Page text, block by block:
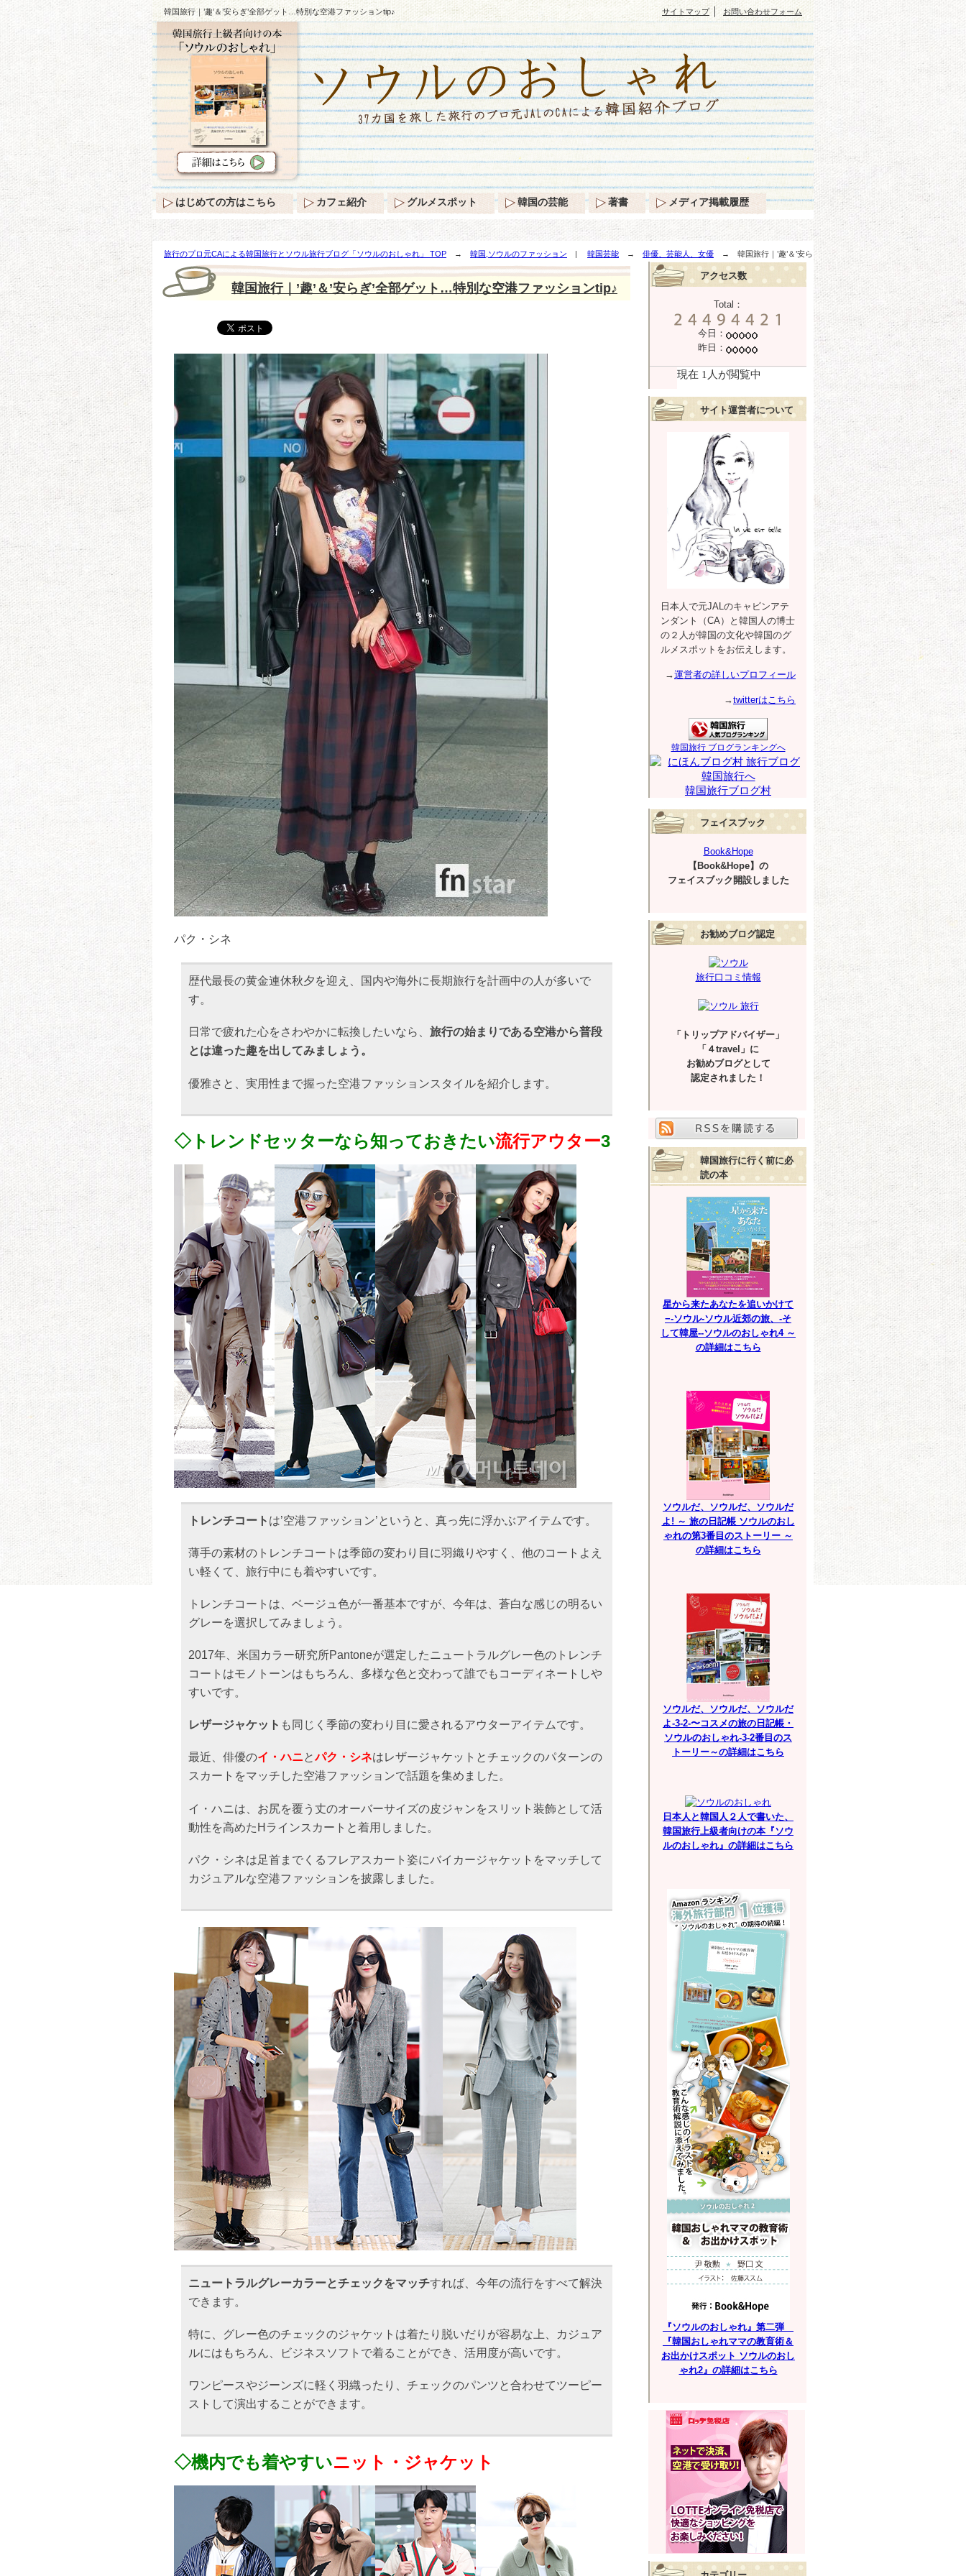
韓国旅行｜’趣’＆’安らぎ’全部ゲット…特別な空港ファッションtip♪
旅行のプロ元CAによる韓国旅行とソウル旅行ブログ「ソウルのおしゃれ」 TOP → 韓国,ソウルのファッション | 韓国芸能 → 俳優、芸能人、女優 → 韓国旅行｜’趣’＆’安ら
ぎ’全部ゲット…特別な空港ファッションtip♪
韓国旅行｜’趣’＆’安らぎ’全部ゲット…特別な空港ファッションtip♪
パク・シネ
歴代最長の黄金連休秋夕を迎え、国内や海外に長期旅行を計画中の人が多いで
す。
日常で疲れた心をさわやかに転換したいなら、 旅行の始まりである空港から普段
とは違った趣を出してみましょう。
優雅さと、実用性まで握った空港ファッションスタイルを紹介します。
◇トレンドセッターなら知っておきたい流行アウター3
トレンチコート は’空港ファッション’というと、真っ先に浮かぶアイテムです。
薄手の素材のトレンチコートは季節の変わり目に羽織りやすく、他のコートよえ
い軽くて、旅行中にも着やすいです。
トレンチコートは、ベージュ色が一番基本ですが、今年は、蒼白な感じの明るい
グレーを選択してみましょう。
2017年、米国カラー研究所Pantoneが選定したニュートラルグレー色のトレンチ
コートはモノトーンはもちろん、多様な色と交わって誰でもコーディネートしや
すいです。
レザージャケット も同じく季節の変わり目に愛されるアウターアイテムです。
最近、俳優のイ・ハニとパク・シネはレザージャケットとチェックのパターンの
スカートをマッチした空港ファッションで話題を集めました。
イ・ハニは、お尻を覆う丈のオーバーサイズの皮ジャンをスリット装飾として活
動性を高めたHラインスカートと着用しました。
パク・シネは足首までくるフレアスカート姿にバイカージャケットをマッチして
カジュアルな空港ファッションを披露しました。
ニュートラルグレーカラーとチェックをマッチすれば、今年の流行をすべて解決
できます。
特に、グレー色のチェックのジャケットは着たり脱いだりが容易な上、カジュア
ルにはもちろん、ビジネスソフトで着ることができ、活用度が高いです。
ワンピースやジーンズに軽く羽織ったり、チェックのパンツと合わせてツーピー
ストして演出することができます。
◇機内でも着やすいニット・ジャケット
アクセス数
Total：
今日：
昨日：
サイト運営者について
日本人で元JALのキャビンアテ
ンダント（CA）と韓国人の博士
の２人が韓国の文化や韓国のグ
ルメスポットをお伝えします。
→運営者の詳しいプロフィール
→twitterはこちら
韓国旅行 ブログランキングへ
韓国旅行ブログ村
フェイスブック
Book&Hope
【Book&Hope】の
フェイスブック開設しました
お勧めブログ認定
旅行口コミ情報
「トリップアドバイザー」
「４travel」に
お勧めブログとして
認定されました！
韓国旅行に行く前に必
読の本
星から来たあなたを追いかけて
−-ソウル-ソウル近郊の旅、-そ
して韓屋--ソウルのおしゃれ4 ～
の詳細はこちら
ソウルだ、ソウルだ、ソウルだ
よ! ～ 旅の日記帳 ソウルのおし
ゃれの第3番目のストーリー ～
の詳細はこちら
ソウルだ、ソウルだ、ソウルだ
よ-3-2-〜コスメの旅の日記帳・
ソウルのおしゃれ-3-2番目のス
トーリー～の詳細はこちら
日本人と韓国人２人で書いた、
韓国旅行上級者向けの本『ソウ
ルのおしゃれ』の詳細はこちら
『ソウルのおしゃれ』第二弾
『韓国おしゃれママの教育術＆
お出かけスポット ソウルのおし
ゃれ2』の詳細はこちら
サイトマップ｜ お問い合わせフォーム
はじめての方はこちら カフェ紹介 グルメスポット 韓国の芸能 著書 メディア掲載履歴